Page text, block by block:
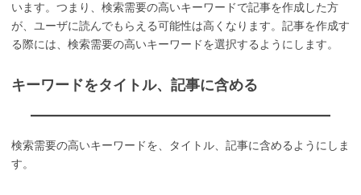
います。つまり、検索需要の高いキーワードで記事を作成した方
が、ユーザに読んでもらえる可能性は高くなります。記事を作成す
る際には、検索需要の高いキーワードを選択するようにします。
キーワードをタイトル、記事に含める
検索需要の高いキーワードを、タイトル、記事に含めるようにしま
す。